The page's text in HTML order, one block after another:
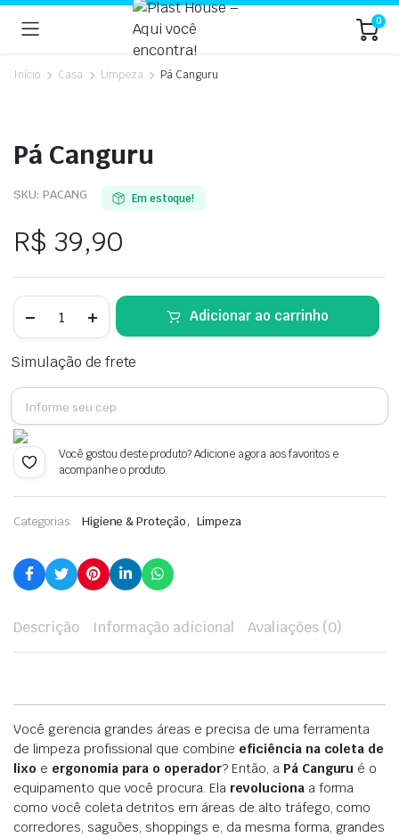
0
Início Casa Limpeza Pá Canguru
Pá Canguru
SKU: PACANG Em estoque!
R$ 39,90
Canguru
quantidade
Adicionar ao carrinho
Simulação de frete
Você gostou deste produto? Adicione agora aos favoritos e
acompanhe o produto.
Categorias: Higiene & Proteção, Limpeza
Descrição Informação adicional Avaliações (0)
Você gerencia grandes áreas e precisa de uma ferramenta
de limpeza profissional que combine eficiência na coleta de
lixo e ergonomia para o operador? Então, a Pá Canguru é o
equipamento que você procura. Ela revolucionaa forma
como você coleta detritos em áreas de alto tráfego, como
corredores, saguões, shoppings e, da mesma forma, grandes